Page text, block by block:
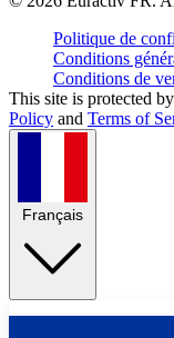
Politique de
Conditions
Conditions de
This site is protected
Policy and Terms of
Français